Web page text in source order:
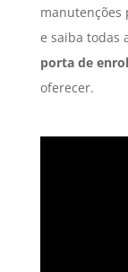
manutenções
e saiba todas
porta de
oferecer.